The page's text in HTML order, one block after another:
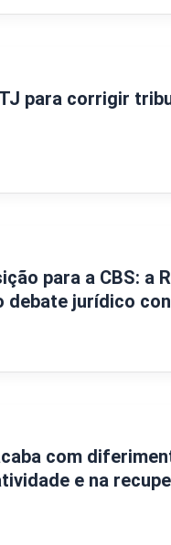
para corrigir
para a CBS: a
debate jurídico
com
e na